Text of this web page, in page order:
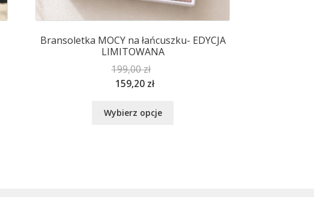
Bransoletka MOCY na łańcuszku- EDYCJA
LIMITOWANA
199,00zł
159,20 zł
Wybierz opcje